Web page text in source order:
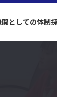
としての体制